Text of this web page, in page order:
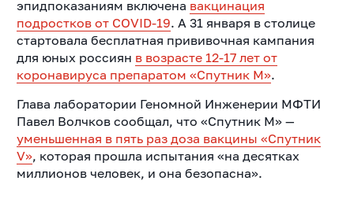
эпидпоказаниям включена вакцинация
подростков от COVID-19. А 31 января в столице
стартовала бесплатная прививочная кампания
для юных россиян в возрасте 12-17 лет от
коронавируса препаратом «Спутник М».
Глава лаборатории Геномной Инженерии МФТИ
Павел Волчков сообщал, что «Спутник М» —
уменьшенная в пять раз доза вакцины «Спутник
V», которая прошла испытания «на десятках
миллионов человек, и она безопасна».